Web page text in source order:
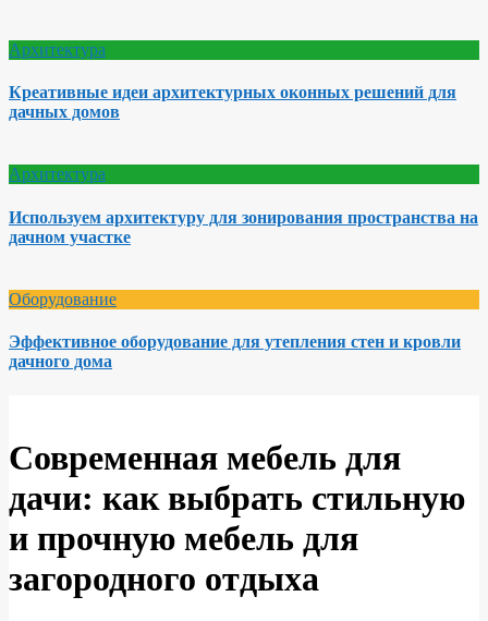
Архитектура
Креативные идеи архитектурных оконных решений для
дачных домов
Архитектура
Используем архитектуру для зонирования пространства на
дачном участке
Оборудование
Эффективное оборудование для утепления стен и кровли
дачного дома
Современная мебель для
дачи: как выбрать стильную
и прочную мебель для
загородного отдыха